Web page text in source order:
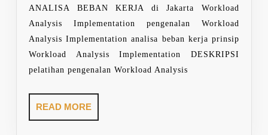
ANALISA BEBAN KERJA di Jakarta Workload
Analysis Implementation pengenalan Workload
Analysis Implementation analisa beban kerja prinsip
Workload Analysis Implementation DESKRIPSI
pelatihan pengenalan Workload Analysis
READ MOREREAD
MORE